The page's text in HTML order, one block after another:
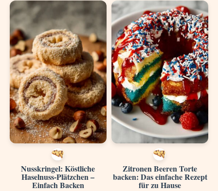
Nusskringel: Köstliche
Haselnuss-Plätzchen –
Einfach Backen
Zitronen Beeren Torte
backen: Das einfache Rezept
für zu Hause